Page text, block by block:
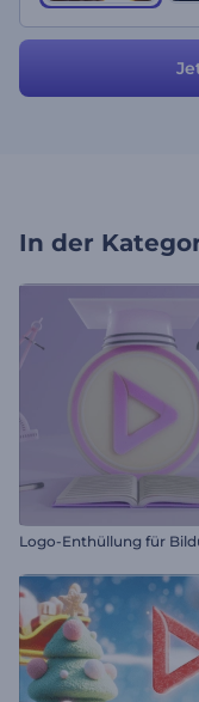
In der
Logo-Enthüllung für